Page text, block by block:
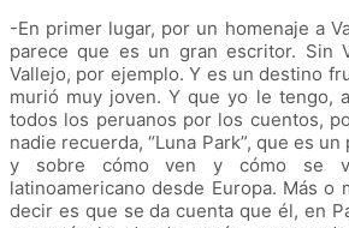
-En primer lugar, por un homenaje a
parece que es un gran escritor. Sin
Vallejo, por ejemplo. Y es un destino
murió muy joven. Y que yo le tengo,
todos los peruanos por los cuentos,
nadie recuerda, “Luna Park”, que es
y sobre cómo ven y cómo se
latinoamericano desde Europa. Más o
decir es que se da cuenta que él, en